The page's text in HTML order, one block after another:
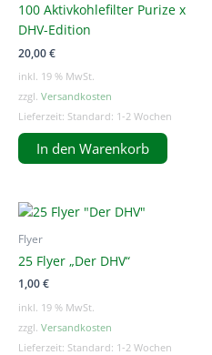
100 Aktivkohlefilter Purize x
DHV-Edition
20,00€
inkl. 19 % MwSt.
zzgl. Versandkosten
Lieferzeit: Standard: 1-2 Wochen
In den Warenkorb
Flyer
25 Flyer „Der DHV“
1,00€
inkl. 19 % MwSt.
zzgl. Versandkosten
Lieferzeit: Standard: 1-2 Wochen